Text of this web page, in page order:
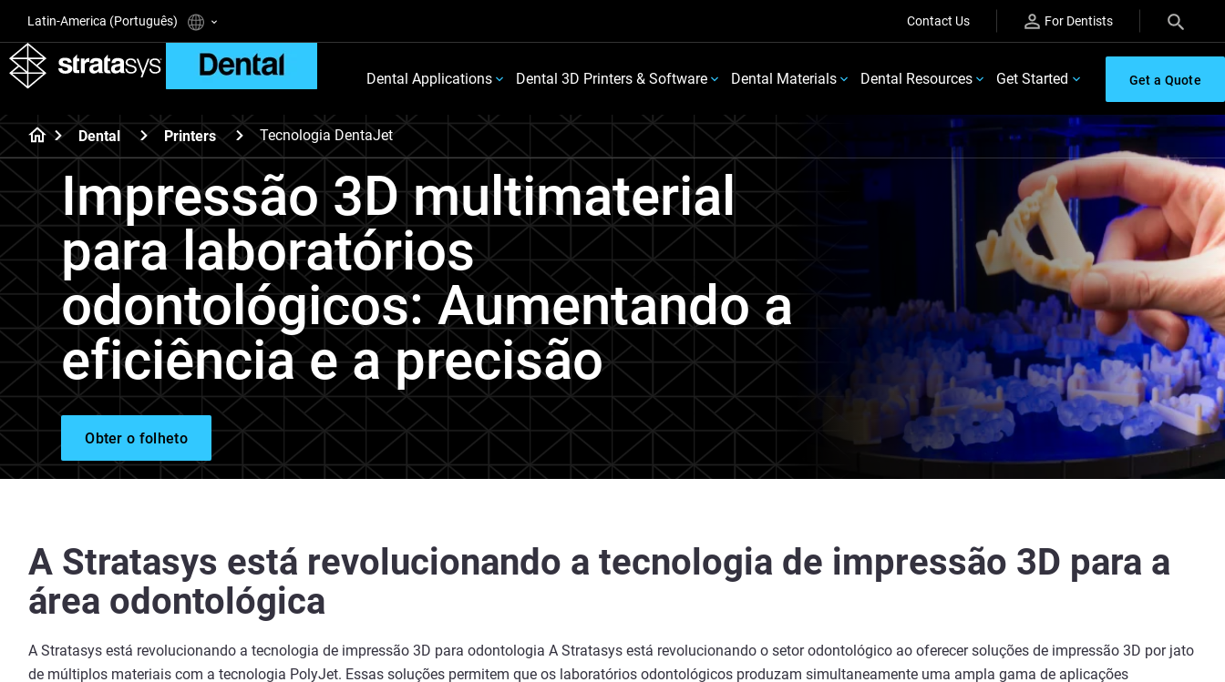
Latin-America (Português) Contact Us For Dentists
Dental Applications Dental 3D Printers & Software Dental Materials Dental Resources Get Started Get a Quote
Dental Printers Tecnologia DentaJet
Impressão 3D multimaterial
para laboratórios
odontológicos: Aumentando a
eficiência e a precisão
Obter o folheto
A Stratasys está revolucionando a tecnologia de impressão 3D para a
área odontológica
A Stratasys está revolucionando a tecnologia de impressão 3D para odontologia A Stratasys está revolucionando o setor odontológico ao oferecer soluções de impressão 3D por jato
de múltiplos materiais com a tecnologia PolyJet. Essas soluções permitem que os laboratórios odontológicos produzam simultaneamente uma ampla gama de aplicações